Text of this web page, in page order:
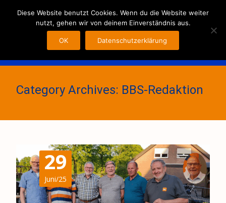
Category Archives: BBS-Redaktion
29
Juni/25
MENU
Diese Website benutzt Cookies. Wenn du die Website weiter
nutzt, gehen wir von deinem Einverständnis aus.
OK Datenschutzerklärung